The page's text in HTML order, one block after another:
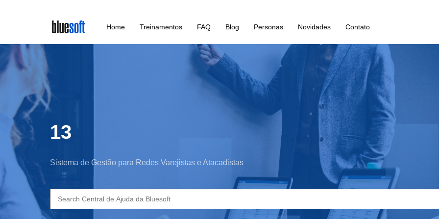
main
content
Home Treinamentos FAQ Blog Personas Novidades Contato
13
Sistema de Gestão para Redes Varejistas e Atacadistas
Search
for: